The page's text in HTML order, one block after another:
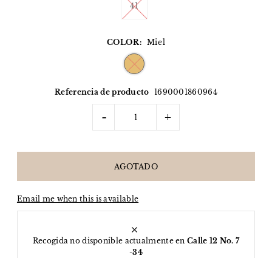
41
COLOR: Miel
Referencia de producto 1690001860964
- +
Email me when this is available
Recogida no disponible actualmente enCalle 12 No. 7
-34